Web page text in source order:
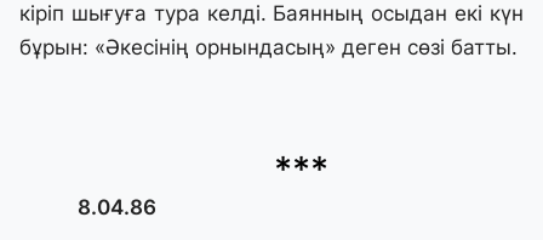
кiрiп шығуға тура келдi. Баянның осыдан екi күн
бұрын: «Әкесiнiң орнындасың» деген сөзi батты.
***
8.04.86